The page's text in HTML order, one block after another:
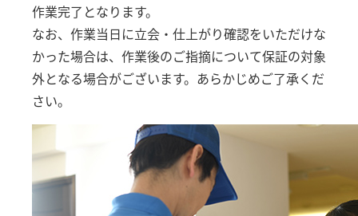
作業完了となります。
なお、作業当日に立会・仕上がり確認をいただけな
かった場合は、作業後のご指摘について保証の対象
外となる場合がございます。あらかじめご了承くだ
さい。